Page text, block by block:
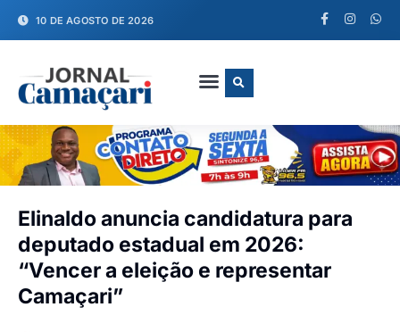
10 DE AGOSTO DE 2026
Elinaldo anuncia candidatura para
deputado estadual em 2026:
“Vencer a eleição e representar
Camaçari”